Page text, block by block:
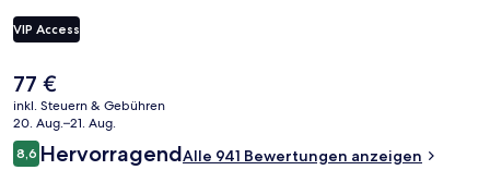
Fußmarsch von den öffentlichen Verkehrsmitteln entfernt: Zur U-
Bahn läuft man 4 Minuten (Straßenbahnhaltestelle Hauptbahnhof)
VIP Access
Der
aktuelle
Preis
beträgt
77 €.
77 €
inkl. Steuern & Gebühren
20. Aug.–21. Aug.
Bewertungen
8,68,6 von 10.
HervorragendAlle 941 Bewertungen anzeigen